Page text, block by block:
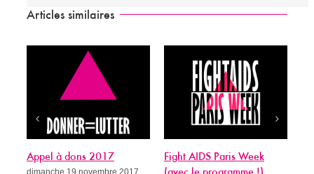
Articles similaires
Appel à dons 2017
Fight AIDS Paris Week